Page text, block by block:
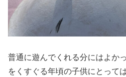
普通に遊んでくれる分にはよか
をくすぐる年頃の子供にとって